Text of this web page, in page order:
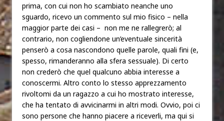
prima, con cui non ho scambiato neanche uno
sguardo, ricevo un commento sul mio fisico – nella
maggior parte dei casi – non me ne rallegrerò; al
contrario, non cogliendone un’eventuale sincerità
penserò a cosa nascondono quelle parole, quali fini (e,
spesso, rimanderanno alla sfera sessuale). Di certo
non crederò che quel qualcuno abbia interesse a
conoscermi. Altro conto lo stesso apprezzamento
rivoltomi da un ragazzo a cui ho mostrato interesse,
che ha tentato di avvicinarmi in altri modi. Ovvio, poi ci
sono persone che hanno piacere a riceverli, ma qui si